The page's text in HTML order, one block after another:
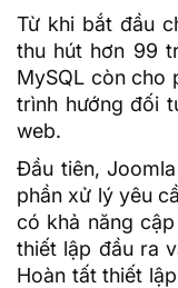
Từ khi bắt đầu
thu hút hơn 99
MySQL còn cho
trình hướng đối
web.
Đầu tiên,
phần xử lý yêu
có khả năng
thiết lập đầu ra
Hoàn tất thiết